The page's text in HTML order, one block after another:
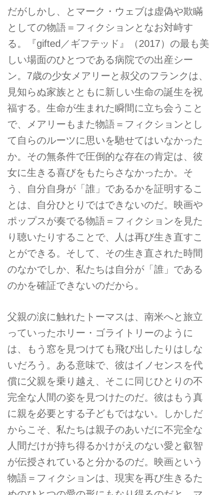
だがしかし、とマーク・ウェブは虚偽や欺瞞
としての物語＝フィクションとなお対峙す
る。『gifted／ギフテッド』（2017）の最も美
しい場面のひとつである病院での出産シー
ン。7歳の少女メアリーと叔父のフランクは、
見知らぬ家族とともに新しい生命の誕生を祝
福する。生命が生まれた瞬間に立ち会うこと
で、メアリーもまた物語＝フィクションとし
て自らのルーツに思いを馳せてはいなかった
か。その無条件で圧倒的な存在の肯定は、彼
女に生きる喜びをもたらさなかったか。そ
う、自分自身が「誰」であるかを証明するこ
とは、自分ひとりではできないのだ。映画や
ポップスが奏でる物語＝フィクションを見た
り聴いたりすることで、人は再び生き直すこ
とができる。そして、その生き直された時間
のなかでしか、私たちは自分が「誰」である
のかを確証できないのだから。
父親の涙に触れたトーマスは、南米へと旅立
っていったホリー・ゴライトリーのように
は、もう窓を見つけても飛び出したりはしな
いだろう。ある意味で、彼はイノセンスを代
償に父親を乗り越え、そこに同じひとりの不
完全な人間の姿を見つけたのだ。彼はもう真
に親を必要とする子どもではない。しかしだ
からこそ、私たちは親子のあいだに不完全な
人間だけが持ち得るかけがえのない愛と叡智
が伝授されていると分かるのだ。映画という
物語＝フィクションは、現実を再び生きるた